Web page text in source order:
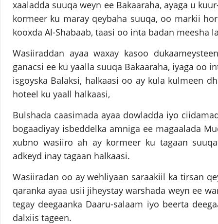
xaaladda suuqa weyn ee Bakaaraha, ayaga u
kormeer ku maray qeybaha suuqa, oo markii
kooxda Al-Shabaab, taasi oo inta badan meesha
Wasiiraddan ayaa waxay kasoo
ganacsi ee ku yaalla suuqa Bakaaraha, iyaga oo
isgoyska Balaksi, halkaasi oo ay kula kulmeen
hoteel ku yaall halkaasi,
Bulshada caasimada ayaa dowladda iyo
bogaadiyay isbeddelka amniga ee magaalada
xubno wasiiro ah ay kormeer ku tagaan
adkeyd inay tagaan halkaasi.
Wasiiradan oo ay wehliyaan saraakiil ka tirsan
qaranka ayaa usii jiheystay warshada weyn ee
tegay deegaanka Daaru-salaam iyo beerta
dalxiis tageen.